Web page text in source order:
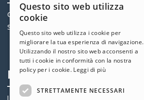
Community
Siti Utenti
Crediti
Offerte
Profilo
I miei post
ENGLISH
GERMAN
SPANISH
POLISH
Questo sito web utilizza
cookie
Questo sito web utilizza i cookie per
migliorare la tua esperienza di navigazione.
Utilizzando il nostro sito web acconsenti a
tutti i cookie in conformità con la nostra
policy per i cookie. Leggi di più
STRETTAMENTE NECESSARI